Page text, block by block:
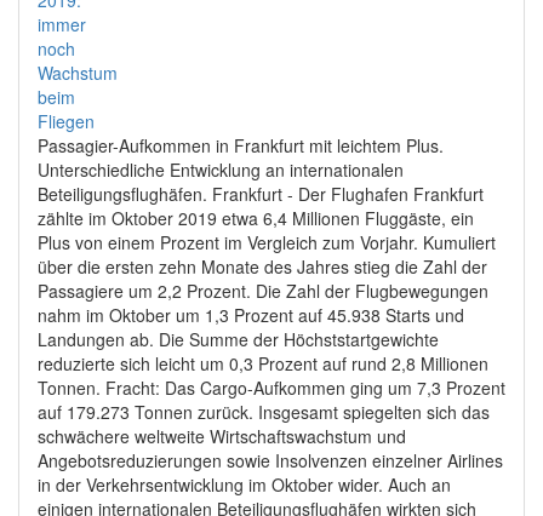
Passagier-Aufkommen in Frankfurt mit leichtem Plus.
Unterschiedliche Entwicklung an internationalen
Beteiligungsflughäfen. Frankfurt - Der Flughafen Frankfurt
zählte im Oktober 2019 etwa 6,4 Millionen Fluggäste, ein
Plus von einem Prozent im Vergleich zum Vorjahr. Kumuliert
über die ersten zehn Monate des Jahres stieg die Zahl der
Passagiere um 2,2 Prozent. Die Zahl der Flugbewegungen
nahm im Oktober um 1,3 Prozent auf 45.938 Starts und
Landungen ab. Die Summe der Höchststartgewichte
reduzierte sich leicht um 0,3 Prozent auf rund 2,8 Millionen
Tonnen. Fracht: Das Cargo-Aufkommen ging um 7,3 Prozent
auf 179.273 Tonnen zurück. Insgesamt spiegelten sich das
schwächere weltweite Wirtschaftswachstum und
Angebotsreduzierungen sowie Insolvenzen einzelner Airlines
in der Verkehrsentwicklung im Oktober wider. Auch an
einigen internationalen Beteiligungsflughäfen wirkten sich